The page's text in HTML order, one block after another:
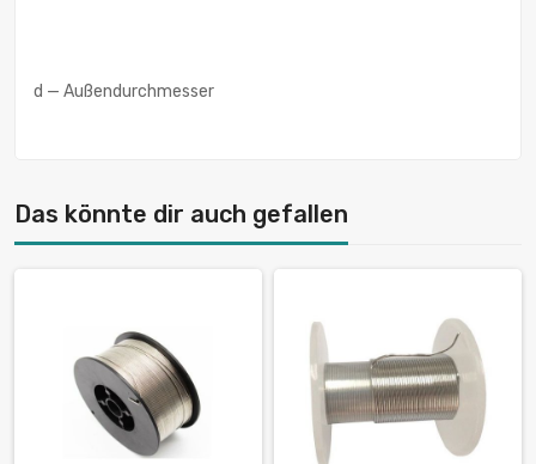
d — Außendurchmesser
Das könnte dir auch gefallen